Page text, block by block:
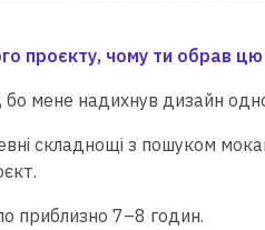
проєкту, чому ти обрав цю
мене надихнув дизайн
складнощі з пошуком
приблизно 7–8 годин.